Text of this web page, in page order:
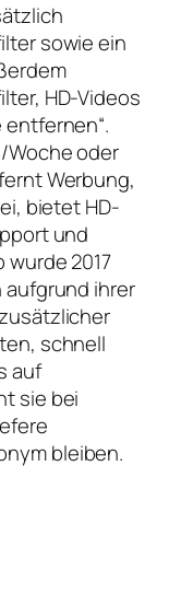
sowie ein
HD-Videos
entfernen“.
Woche oder
Werbung,
bietet HD-
und
wurde 2017
ihrer
schnell
auf
sie bei
bleiben.